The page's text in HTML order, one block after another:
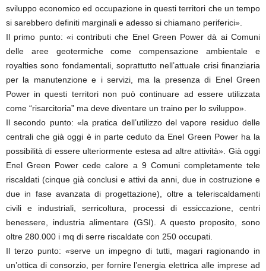
sviluppo economico ed occupazione in questi territori che un tempo
si sarebbero definiti marginali e adesso si chiamano periferici».
Il primo punto: «i contributi che Enel Green Power dà ai Comuni
delle aree geotermiche come compensazione ambientale e
royalties sono fondamentali, soprattutto nell’attuale crisi finanziaria
per la manutenzione e i servizi, ma la presenza di Enel Green
Power in questi territori non può continuare ad essere utilizzata
come “risarcitoria” ma deve diventare un traino per lo sviluppo».
Il secondo punto: «la pratica dell’utilizzo del vapore residuo delle
centrali che già oggi è in parte ceduto da Enel Green Power ha la
possibilità di essere ulteriormente estesa ad altre attività». Già oggi
Enel Green Power cede calore a 9 Comuni completamente tele
riscaldati (cinque già conclusi e attivi da anni, due in costruzione e
due in fase avanzata di progettazione), oltre a teleriscaldamenti
civili e industriali, serricoltura, processi di essiccazione, centri
benessere, industria alimentare (GSI). A questo proposito, sono
oltre 280.000 i mq di serre riscaldate con 250 occupati.
Il terzo punto: «serve un impegno di tutti, magari ragionando in
un’ottica di consorzio, per fornire l’energia elettrica alle imprese ad